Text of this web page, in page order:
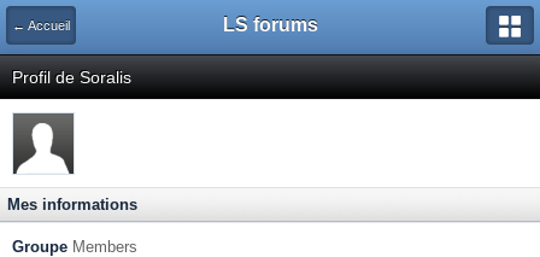
← Accueil LS forums
Profil de Soralis
Mes informations
Groupe Members